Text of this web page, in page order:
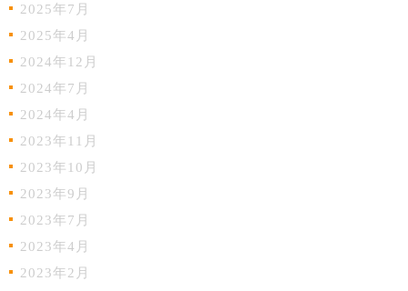
2025年7月
2025年4月
2024年12月
2024年7月
2024年4月
2023年11月
2023年10月
2023年9月
2023年7月
2023年4月
2023年2月